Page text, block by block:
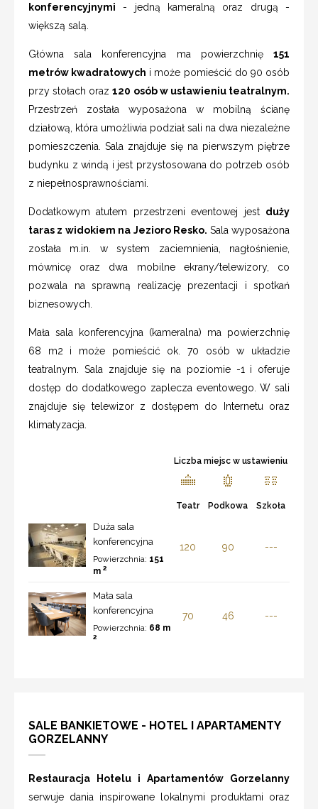
konferencyjnymi - jedną kameralną oraz drugą -
większą salą.
Główna sala konferencyjna ma powierzchnię 151
metrów kwadratowych i może pomieścić do 90 osób
przy stołach oraz120 osób w ustawieniu teatralnym.
Przestrzeń została wyposażona w mobilną ścianę
działową, która umożliwia podział sali na dwa niezależne
pomieszczenia. Sala znajduje się na pierwszym piętrze
budynku z windą i jest przystosowana do potrzeb osób
z niepełnosprawnościami.
Dodatkowym atutem przestrzeni eventowej jest duży
taras z widokiem na Jezioro Resko. Sala wyposażona
została m.in. w system zaciemnienia, nagłośnienie,
mównicę oraz dwa mobilne ekrany/telewizory, co
pozwala na sprawną realizację prezentacji i spotkań
biznesowych.
Mała sala konferencyjna (kameralna) ma powierzchnię
68 m2 i może pomieścić ok. 70 osób w układzie
teatralnym. Sala znajduje się na poziomie -1 i oferuje
dostęp do dodatkowego zaplecza eventowego. W sali
znajduje się telewizor z dostępem do Internetu oraz
klimatyzacja.
Liczba miejsc w ustawieniu
Teatr Podkowa Szkoła
Duża sala
konferencyjna
Powierzchnia: 151
m 2
120 90 ---
Mała sala
konferencyjna
Powierzchnia: 68 m
2
70 46 ---
SALE BANKIETOWE - HOTEL I APARTAMENTY
GORZELANNY
Restauracja Hotelu i Apartamentów Gorzelanny
serwuje dania inspirowane lokalnymi produktami oraz